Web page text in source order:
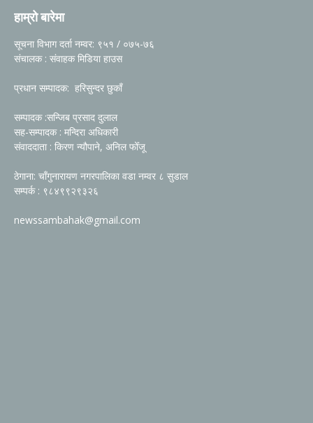
हाम्रो बारेमा
सूचना विभाग दर्ता नम्वर: ९५१ / ०७५-७६
संचालक : संवाहक मिडिया हाउस
प्रधान सम्पादक: हरिसुन्दर छुकाँ
सम्पादक :सन्जिब प्रसाद दुलाल
सह-सम्पादक : मन्दिरा अधिकारी
संवाददाता : किरण न्यौपाने, अनिल फोँजू
ठेगाना: चाँगुनारायण नगरपालिका वडा नम्वर ८ सुडाल
सम्पर्क : ९८४९९२९३२६
newssambahak@gmail.com